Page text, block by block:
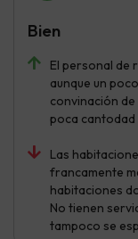
El personal de
aunque un
convinación de
poca cantodad
Las
francamente
habitaciones
No tienen
tampoco se
Bien